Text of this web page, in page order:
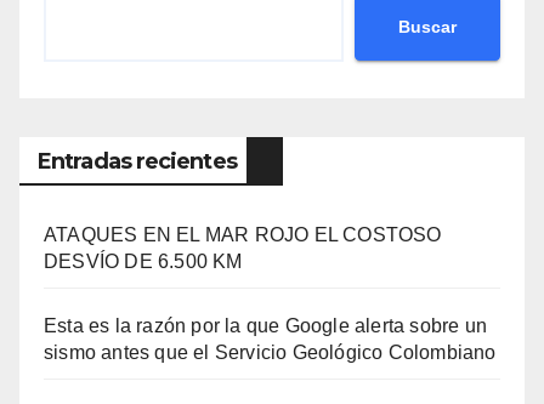
Buscar
Entradas recientes
ATAQUES EN EL MAR ROJO EL COSTOSO
DESVÍO DE 6.500 KM
Esta es la razón por la que Google alerta sobre un
sismo antes que el Servicio Geológico Colombiano